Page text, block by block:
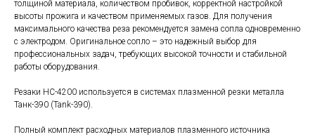
толщиной материала, количеством пробивок, корректной настройкой
высоты прожига и качеством применяемых газов. Для получения
максимального качества реза рекомендуется замена сопла одновременно
с электродом. Оригинальное сопло – это надежный выбор для
профессиональных задач, требующих высокой точности и стабильной
работы оборудования.
Резаки HC-4200 используется в системах плазменной резки металла
Танк-390 (Tank-390).
Полный комплект расходных материалов плазменного источника